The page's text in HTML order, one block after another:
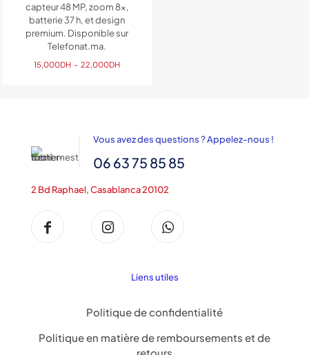
capteur 48 MP, zoom 8x,
batterie 37 h, et design
premium. Disponible sur
Telefonat.ma.
15,000DH – 22,000DHPlage
Vous avez des questions ? Appelez-nous !
06 63 75 85 85
2 Bd Raphael, Casablanca 20102
Liens utiles
Politique de confidentialité
Politique en matière de remboursements et de